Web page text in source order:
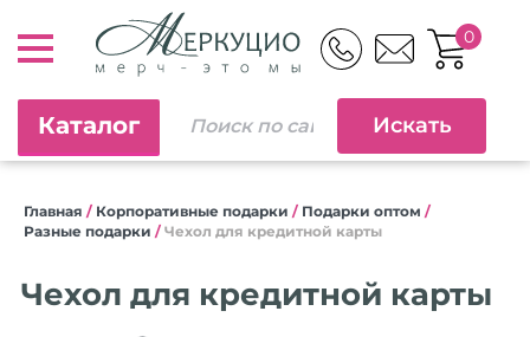
0
Каталог
Главная / Корпоративные подарки / Подарки оптом /
Разные подарки / Чехол для кредитной карты
Чехол для кредитной карты